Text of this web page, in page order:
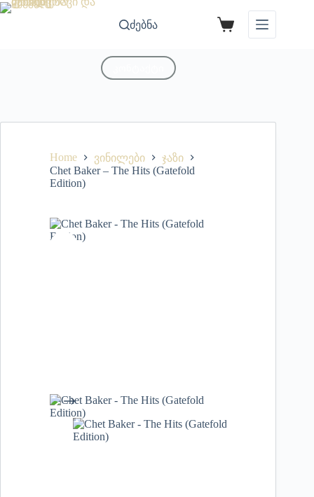
ძებნა
Home ვინილები
ჯაზი
Chet Baker – The Hits (Gatefold
Edition)